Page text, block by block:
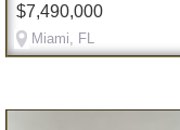
$7,490,000
Miami, FL